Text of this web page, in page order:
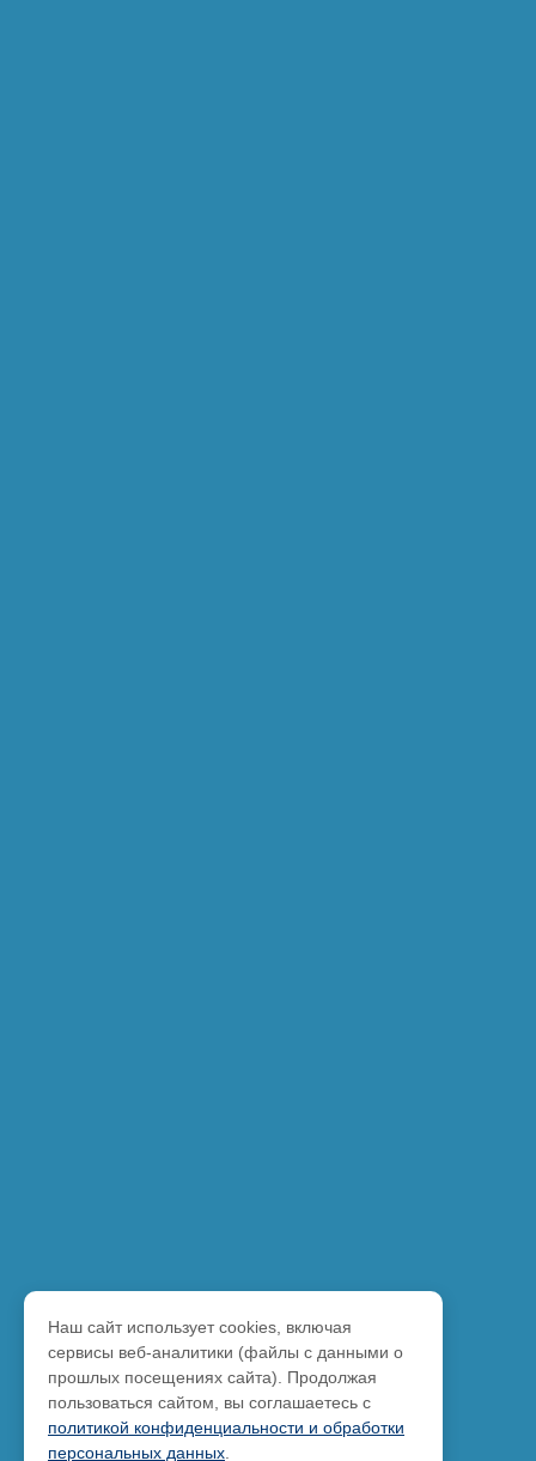
Наш сайт использует cookies, включая
сервисы веб-аналитики (файлы с данными о
прошлых посещениях сайта). Продолжая
пользоваться сайтом, вы соглашаетесь с
политикой конфиденциальности и обработки
персональных данных